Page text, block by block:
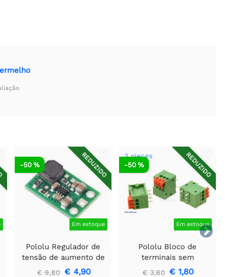

REDUZIDO
Em estoque
-50 %
Pololu Regulador de
tensão de aumento de
5V U3V16F5
€ 9,80 € 4,90
REDUZIDO
3 pieces
Em estoque
-50 %
Pololu Bloco de
terminais sem
parafusos: 3 pinos,
€ 3,60 € 1,80